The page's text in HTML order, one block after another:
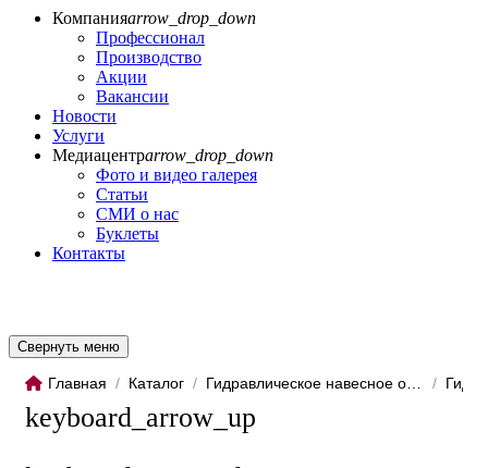
Компанияarrow_drop_down
Профессионал
Производство
Акции
Вакансии
Новости
Услуги
Медиацентрarrow_drop_down
Фото и видео галерея
Статьи
СМИ о нас
Буклеты
Контакты
Свернуть меню
Главная / Каталог / /
keyboard_arrow_up